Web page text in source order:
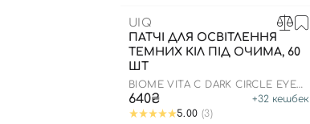
UIQ
ПАТЧІ ДЛЯ ОСВІТЛЕННЯ
ТЕМНИХ КІЛ ПІД ОЧИМА, 60
ШТ
BIOME VITA C DARK CIRCLE EYE
PATCH
640₴ +32 кешбек
5.00 (3)